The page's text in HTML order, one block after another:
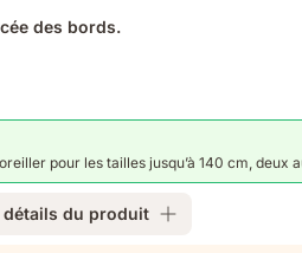
des bords.
pour les tailles jusqu’à 140 cm, deux
du produit